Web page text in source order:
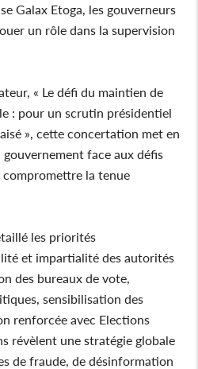
Galax Etoga, les gouverneurs
un rôle dans la supervision
« Le défi du maintien de
: pour un scrutin présidentiel
», cette concertation met en
face aux défis
la tenue
les priorités
et impartialité des autorités
des bureaux de vote,
sensibilisation des
renforcée avec Elections
révèlent une stratégie globale
de fraude, de désinformation